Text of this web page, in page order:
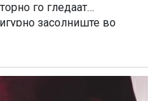
го гледаат
засолниште во
неизвесност.